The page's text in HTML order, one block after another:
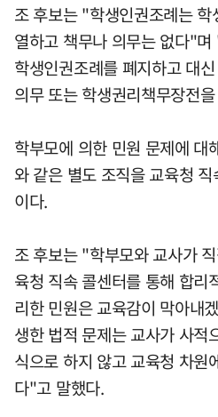
조 후보는 "학생인권조례는
열하고 책무나 의무는 없다"
학생인권조례를 폐지하고 대
의무 또는 학생권리책무장전
학부모에 의한 민원 문제에 대
와 같은 별도 조직을 교육청
이다.
조 후보는 "학부모와 교사가
육청 직속 콜센터를 통해 합리
리한 민원은 교육감이 막아내
생한 법적 문제는 교사가 사적
식으로 하지 않고 교육청 차원
다"고 말했다.